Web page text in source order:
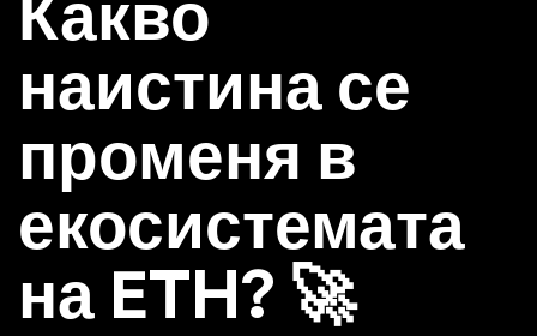
наистина се
променя в
екосистемата
на ETH? 🚀